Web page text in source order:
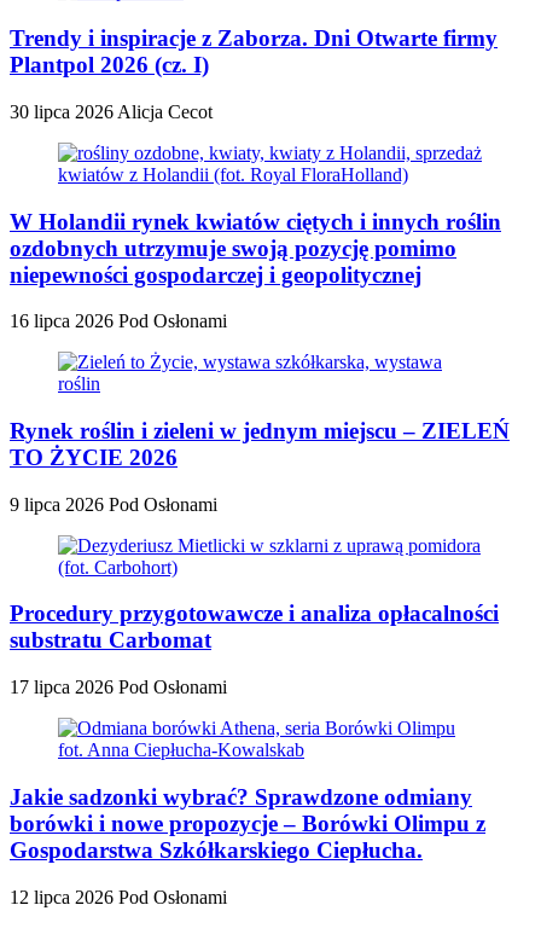
Trendy i inspiracje z Zaborza. Dni Otwarte firmy
Plantpol 2026 (cz. I)
30 lipca 2026 Alicja Cecot
W Holandii rynek kwiatów ciętych i innych roślin
ozdobnych utrzymuje swoją pozycję pomimo
niepewności gospodarczej i geopolitycznej
16 lipca 2026 Pod Osłonami
Rynek roślin i zieleni w jednym miejscu – ZIELEŃ
TO ŻYCIE 2026
9 lipca 2026 Pod Osłonami
Procedury przygotowawcze i analiza opłacalności
substratu Carbomat
17 lipca 2026 Pod Osłonami
Jakie sadzonki wybrać? Sprawdzone odmiany
borówki i nowe propozycje – Borówki Olimpu z
Gospodarstwa Szkółkarskiego Ciepłucha.
12 lipca 2026 Pod Osłonami